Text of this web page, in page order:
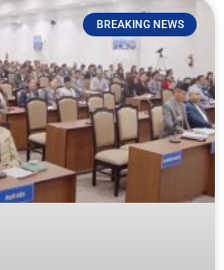
BREAKING NEWS